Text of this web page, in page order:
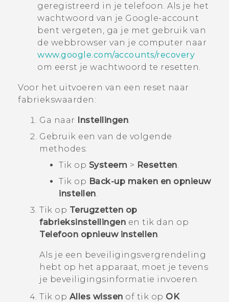
geregistreerd in je telefoon. Als je het
wachtwoord van je Google-account
bent vergeten, ga je met gebruik van
de webbrowser van je computer naar
www.google.com/accounts/recovery
om eerst je wachtwoord te resetten.
Voor het uitvoeren van een reset naar
fabriekswaarden:
Ga naar Instellingen.
Gebruik een van de volgende
methodes:
Tik op Systeem > Resetten.
Tik op Back-up maken en opnieuw
instellen.
Tik op Terugzetten op
fabrieksinstellingen en tik dan op
Telefoon opnieuw instellen.
Als je een beveiligingsvergrendeling
hebt op het apparaat, moet je tevens
je beveiligingsinformatie invoeren.
Tik op Alles wissen of tik op OK